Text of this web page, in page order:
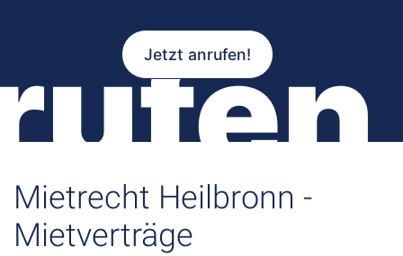
Jetzt anrufen!
Mietrecht Heilbronn -
Mietverträge